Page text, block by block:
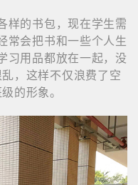
样的书包，现在学生需
常会把书和一些个人生
习用品都放在一起，没
，这样不仅浪费了空
的形象。